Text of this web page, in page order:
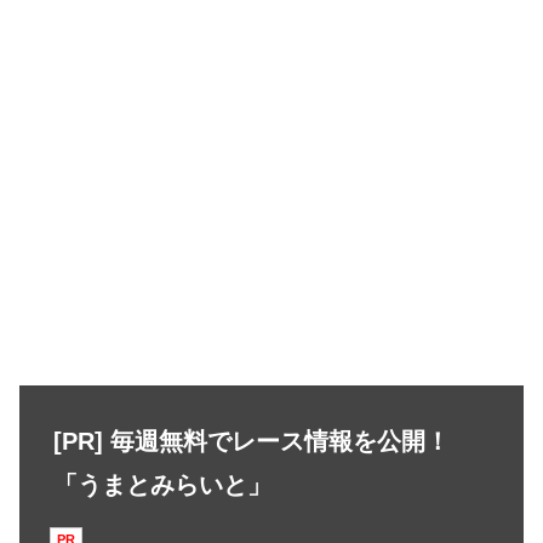
[PR] 毎週無料でレース情報を公開！
「うまとみらいと」